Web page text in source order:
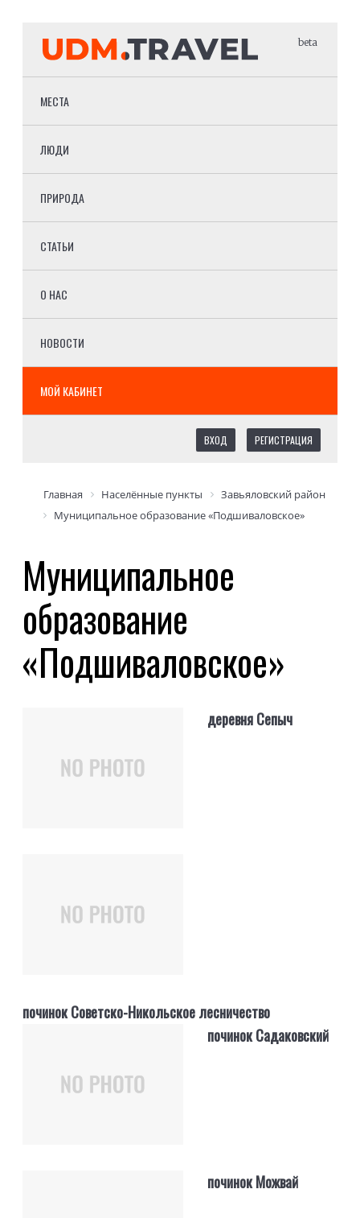
beta
МЕСТА
ЛЮДИ
ПРИРОДА
СТАТЬИ
О НАС
НОВОСТИ
МОЙ КАБИНЕТ
ВХОД РЕГИСТРАЦИЯ
Главная Населённые пункты
Завьяловский район
Муниципальное образование «Подшиваловское»
Муниципальное
образование
«Подшиваловское»
деревня Сепыч
починок Советско-Никольское лесничество
починок Садаковский
починок Можвай